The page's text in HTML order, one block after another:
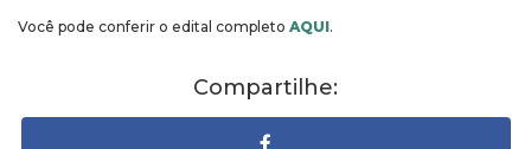
Você pode conferir o edital completo AQUI.
Compartilhe: